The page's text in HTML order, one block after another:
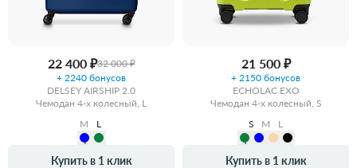
22 400 ₽32 000 ₽
+ 2240 бонусов
DELSEY AIRSHIP 2.0
Чемодан 4-х колесный, L
M
L
Купить в 1 клик
21 500 ₽
+ 2150 бонусов
ECHOLAC EXO
Чемодан 4-х колесный, S
S
M L
Купить в 1 клик